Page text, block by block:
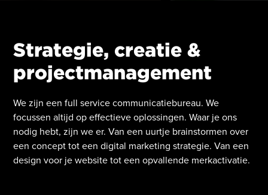
Strategie, creatie &
projectmanagement
We zijn een full service communicatiebureau. We
focussen altijd op effectieve oplossingen. Waar je ons
nodig hebt, zijn we er. Van een uurtje brainstormen over
een concept tot een digital marketing strategie. Van een
design voor je website tot een opvallende merkactivatie.